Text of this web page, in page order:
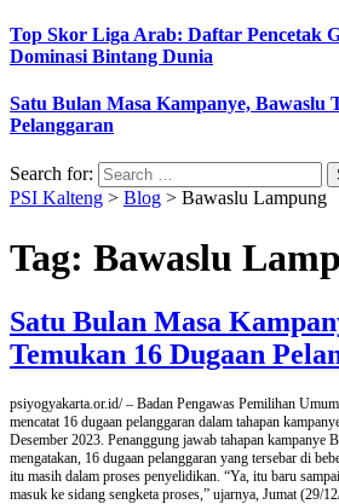
Top Skor Liga Arab: Daftar Pencetak
Dominasi Bintang Dunia
Satu Bulan Masa Kampanye, Bawaslu
Pelanggaran
Search for:
PSI Kalteng > Blog > Bawaslu Lampung
Tag: Bawaslu
Satu Bulan Masa
Temukan 16 Dugaan
psiyogyakarta.or.id/ – Badan Pengawas Pemilihan
mencatat 16 dugaan pelanggaran dalam tahapan
Desember 2023. Penanggung jawab tahapan kampanye
mengatakan, 16 dugaan pelanggaran yang tersebar di
itu masih dalam proses penyelidikan. “Ya, itu baru
masuk ke sidang sengketa proses,” ujarnya, Jumat (29/